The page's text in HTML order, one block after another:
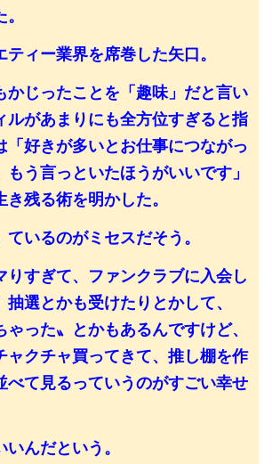
ィー業界を席巻した矢口。
じったことを「趣味」だと言い
ルがあまりにも全方位すぎると指
「好きが多いとお仕事につながっ
う言っといたほうがいいです」
残る術を明かした。
いるのがミセスだそう。
りすぎて、ファンクラブに入会し
選とかも受けたりとかして、
ゃった〟とかもあるんですけど、
ャクチャ買ってきて、推し棚を作
べて見るっていうのがすごい幸せ
んだという。